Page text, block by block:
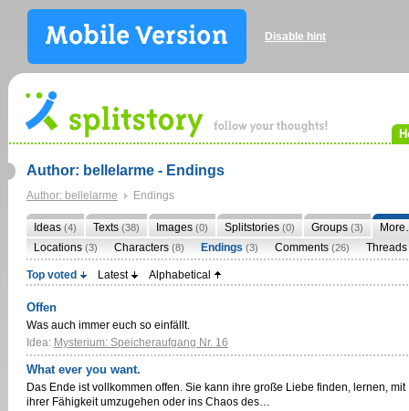
Disable hint
Author: bellelarme - Endings
Author: bellelarme Endings
Ideas (4) Texts (38) Images (0) Splitstories (0) Groups (3)
Locations (3) Characters (8) Endings (3) Comments (26) Threads
Top voted Latest Alphabetical
Offen
Was auch immer euch so einfällt.
Idea: Mysterium: Speicheraufgang Nr. 16
What ever you want.
Das Ende ist vollkommen offen. Sie kann ihre große Liebe finden, lernen, mit
ihrer Fähigkeit umzugehen oder ins Chaos des…